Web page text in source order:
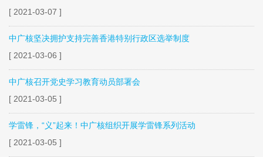
[ 2021-03-07 ]
中广核坚决拥护支持完善香港特别行政区选举制度
[ 2021-03-06 ]
中广核召开党史学习教育动员部署会
[ 2021-03-05 ]
学雷锋，“义”起来！中广核组织开展学雷锋系列活动
[ 2021-03-05 ]